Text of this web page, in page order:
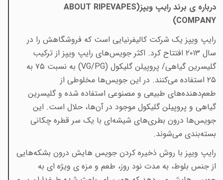
درباره ی برند رایپ ویپز(ABOUT RIPEVAPES
COMPANY
)
رایپ ویپز یک شرکت کالیفرنیایی است که فروشگاهش را در
سال ۲۰۱۳ افتتاح کرد. اکثر جویس‌های رایپ ویپز از ترکیب
گلیسرین گیاهی/ پروپیلن گلیکول (VG/PG)
به نسبت ۷۵ به
۲۵ استفاده می‌کنند. در این جویس‌ها مخلوطی از
طعم‌دهنده‌های طبیعی و مصنوعی استفاده شده و گلیسرین
گیاهی و پروپیلن گلیکول موجود در آن‌ها، حلال است. این
جویس‌ها درون بطری‌های شیشه‌ای با یک سر قطره چکانی
بسته‌بندی می‌شوند.
رایپ‌ ویپز با روش ذخیره ‌کردن جویس هایش درون بشکه‌هایی
از جنس بلوط، به مدت نود روز، طعم و مزه ی ویژه ای به